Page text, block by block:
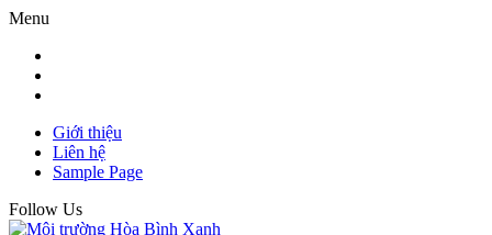
Menu
Giới thiệu
Liên hệ
Sample Page
Follow Us